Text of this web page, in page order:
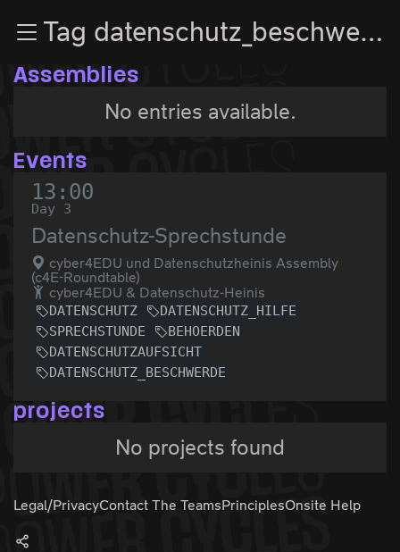
Zum Inhalt
Tag datenschutz_beschwerde
Assemblies
No entries available.
Events
13:00
Day 3
Datenschutz-Sprechstunde
cyber4EDU und Datenschutzheinis Assembly
(c4E-Roundtable)
cyber4EDU & Datenschutz-Heinis
DATENSCHUTZ
DATENSCHUTZ_HILFE
SPRECHSTUNDE
BEHOERDEN
DATENSCHUTZAUFSICHT
DATENSCHUTZ_BESCHWERDE
projects
No projects found
Legal/PrivacyContact The TeamsPrinciplesOnsite Help